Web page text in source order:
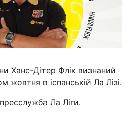
Ханс-Дітер Флік визнаний
в іспанській Ла Лізі.
Ла Ліги.